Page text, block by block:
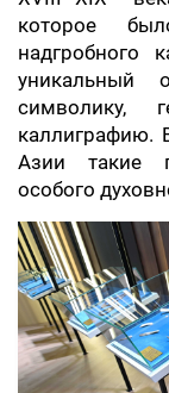
которое
надгробного
уникальный
символику,
каллиграфию.
Азии такие
особого